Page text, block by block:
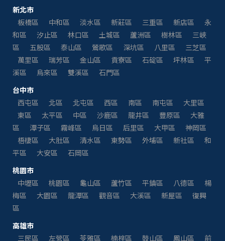
新北市
板橋區
中和區 淡水區 新莊區 三重區 新店區
永
和區
汐止區 林口區 土城區 蘆洲區 樹林區
三峽
區
五股區 泰山區 鶯歌區 深坑區 八里區
三芝區
萬里區
瑞芳區 金山區 貢寮區 石碇區 坪林區
平
溪區
烏來區 雙溪區
石門區
台中市
西屯區
北區 北屯區 西區 南區 南屯區
大里區
東區
太平區 中區 沙鹿區 龍井區 豐原區
大雅
區
潭子區 霧峰區 烏日區 后里區 大甲區
神岡區
梧棲區
大肚區 清水區 東勢區 外埔區 新社區
和
平區
大安區
石岡區
桃園市
中壢區
桃園區 龜山區 蘆竹區 平鎮區 八德區
楊
梅區
大園區 龍潭區 觀音區 大溪區 新屋區
復興
區
高雄市
三民區
左營區 苓雅區 楠梓區 鼓山區 鳳山區 前